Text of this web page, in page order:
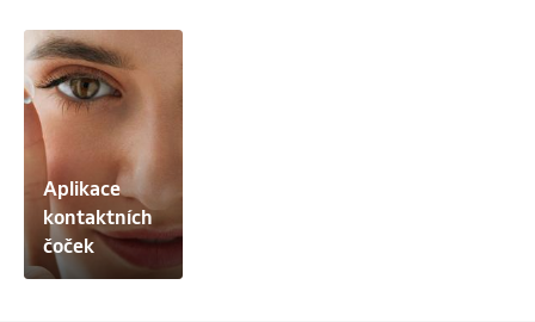
Aplikace
kontaktních
čoček